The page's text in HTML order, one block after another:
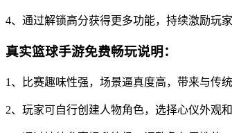
4、通过解锁高分获得更多功能，持续激励玩家
真实篮球手游免费畅玩说明：
1、比赛趣味性强，场景逼真度高，带来与传
2、玩家可自行创建人物角色，选择心仪外观